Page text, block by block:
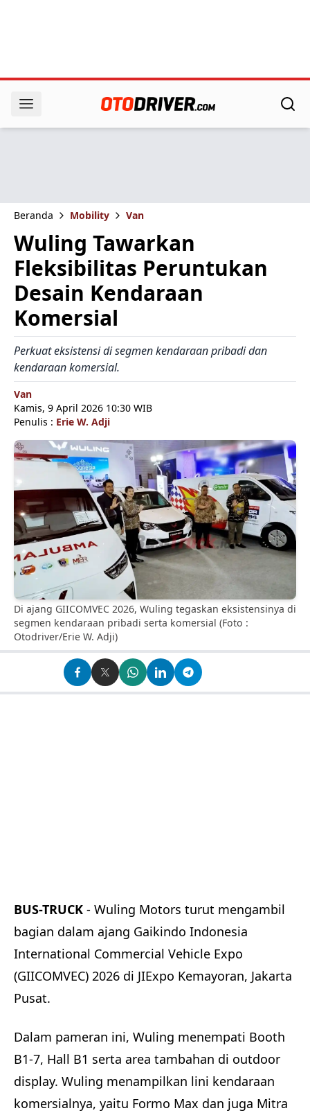
Beranda Mobility Van
Wuling Tawarkan
Fleksibilitas Peruntukan
Desain Kendaraan
Komersial
Perkuat eksistensi di segmen kendaraan pribadi dan
kendaraan komersial.
Van
Kamis, 9 April 2026 10:30 WIB
Penulis : Erie W. Adji
Di ajang GIICOMVEC 2026, Wuling tegaskan eksistensinya di
segmen kendaraan pribadi serta komersial (Foto :
Otodriver/Erie W. Adji)
BUS-TRUCK - Wuling Motors turut mengambil
bagian dalam ajang Gaikindo Indonesia
International Commercial Vehicle Expo
(GIICOMVEC) 2026 di JIExpo Kemayoran, Jakarta
Pusat.
Dalam pameran ini, Wuling menempati Booth
B1-7, Hall B1 serta area tambahan di outdoor
display. Wuling menampilkan lini kendaraan
komersialnya, yaitu Formo Max dan juga Mitra